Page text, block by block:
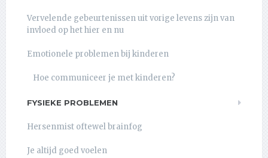
Vervelende gebeurtenissen uit vorige levens zijn van
invloed op het hier en nu
Emotionele problemen bij kinderen
Hoe communiceer je met kinderen?
FYSIEKE PROBLEMEN
Hersenmist oftewel brainfog
Je altijd goed voelen